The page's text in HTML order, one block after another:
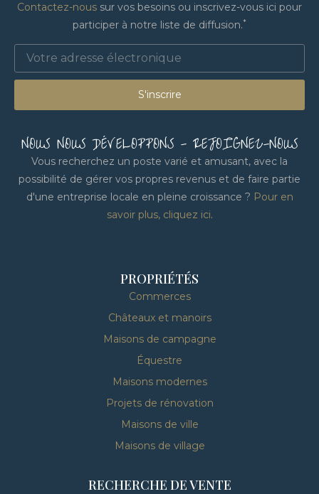
Contactez-nous sur vos besoins ou inscrivez-vous ici pour
participer à notre liste de diffusion.*
S'inscrire
NOUS NOUS DÉVELOPPONS - REJOIGNEZ-NOUS
Vous recherchez un poste varié et amusant, avec la
possibilité de gérer vos propres revenus et de faire partie
d'une entreprise locale en pleine croissance ? Pour en
savoir plus, cliquez ici.
PROPRIÉTÉS
Commerces
Châteaux et manoirs
Maisons de campagne
Équestre
Maisons modernes
Projets de rénovation
Maisons de ville
Maisons de village
RECHERCHE DE VENTE